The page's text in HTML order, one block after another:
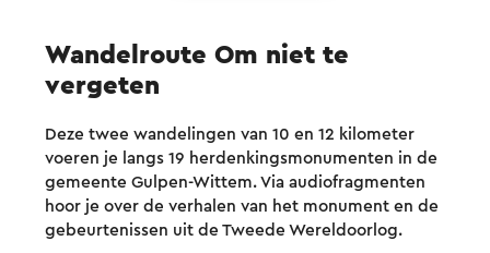
Wandelroute Om niet te
vergeten
Deze twee wandelingen van 10 en 12 kilometer
voeren je langs 19 herdenkingsmonumenten in de
gemeente Gulpen-Wittem. Via audiofragmenten
hoor je over de verhalen van het monument en de
gebeurtenissen uit de Tweede Wereldoorlog.